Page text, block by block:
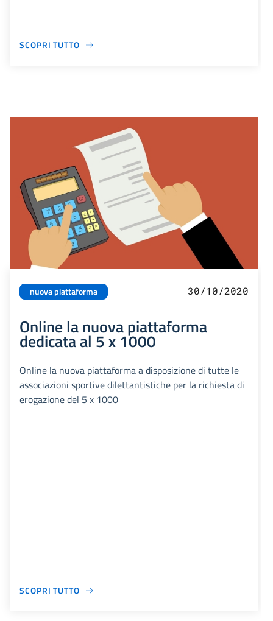
SCOPRI TUTTO
nuova piattaforma 30/10/2020
Online la nuova piattaforma
dedicata al 5 x 1000
Online la nuova piattaforma a disposizione di tutte le
associazioni sportive dilettantistiche per la richiesta di
erogazione del 5 x 1000
SCOPRI TUTTO